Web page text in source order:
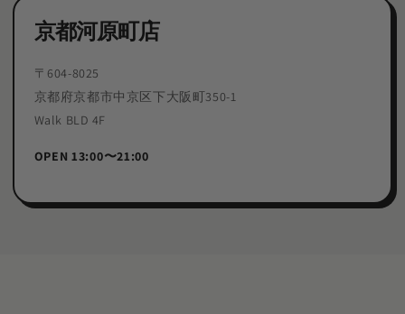
京都河原町店
〒604-8025
京都府京都市中京区下大阪町350-1
Walk BLD 4F
OPEN 13:00〜21:00